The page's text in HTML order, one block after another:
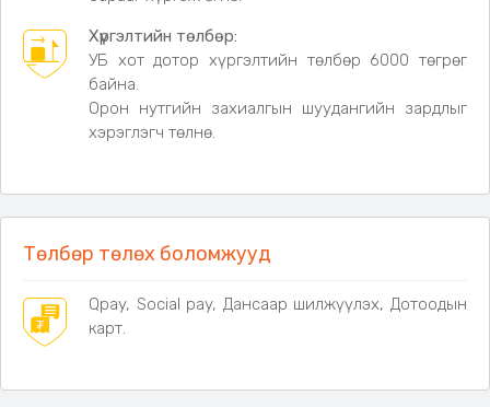
Баганын өндөр:210 см
• Материал:420D Graphene даавуу
• Каркас:Хайлшин ган
• Өнгө:
Цагаан
• Эвхээтэй хэмжээ:157 × 35 × 23 см
4 талын салдаг хаалттай, тортой
Хүргэлтийн төлбөр:
УБ хот дотор хүргэлтийн төлбөр 6000 төгрөг
байна.
Орон нутгийн захиалгын шуудангийн зардлыг
хэрэглэгч төлнө.
Төлбөр төлөх боломжууд
Qpay, Social pay, Дансаар шилжүүлэх, Дотоодын
карт.